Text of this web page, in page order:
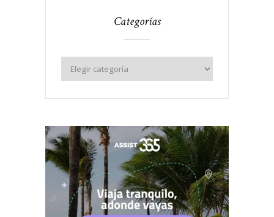
Categorías